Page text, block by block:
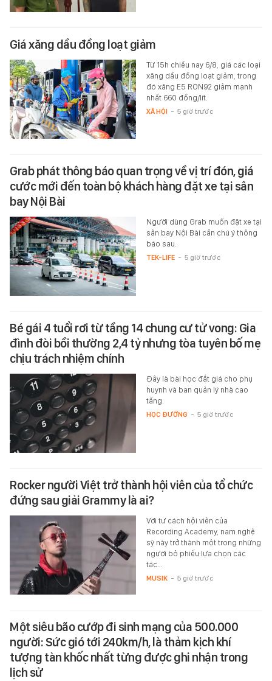
Giá xăng dầu đồng loạt giảm
Từ 15h chiều nay 6/8, giá các loại
xăng dầu đồng loạt giảm, trong
đó xăng E5 RON92 giảm mạnh
nhất 660 đồng/lít.
XÃ HỘI - 5 giờ trước
Grab phát thông báo quan trọng về vị trí đón, giá
cước mới đến toàn bộ khách hàng đặt xe tại sân
bay Nội Bài
Người dùng Grab muốn đặt xe tại
sân bay Nội Bài cần chú ý thông
báo sau.
TEK-LIFE - 5 giờ trước
Bé gái 4 tuổi rơi từ tầng 14 chung cư tử vong: Gia
đình đòi bồi thường 2,4 tỷ nhưng tòa tuyên bố mẹ
chịu trách nhiệm chính
Đây là bài học đắt giá cho phụ
huynh và ban quản lý nhà cao
tầng.
HỌC ĐƯỜNG - 5 giờ trước
Rocker người Việt trở thành hội viên của tổ chức
đứng sau giải Grammy là ai?
Với tư cách hội viên của
Recording Academy, nam nghệ
sỹ này trở thành một trong những
người bỏ phiếu lựa chọn các
tác…
MUSIK - 5 giờ trước
Một siêu bão cướp đi sinh mạng của 500.000
người: Sức gió tới 240km/h, là thảm kịch khí
tượng tàn khốc nhất từng được ghi nhận trong
lịch sử